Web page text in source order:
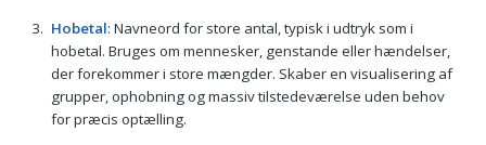
Hobetal: Navneord for store antal, typisk i udtryk som i
hobetal. Bruges om mennesker, genstande eller hændelser,
der forekommer i store mængder. Skaber en visualisering af
grupper, ophobning og massiv tilstedeværelse uden behov
for præcis optælling.